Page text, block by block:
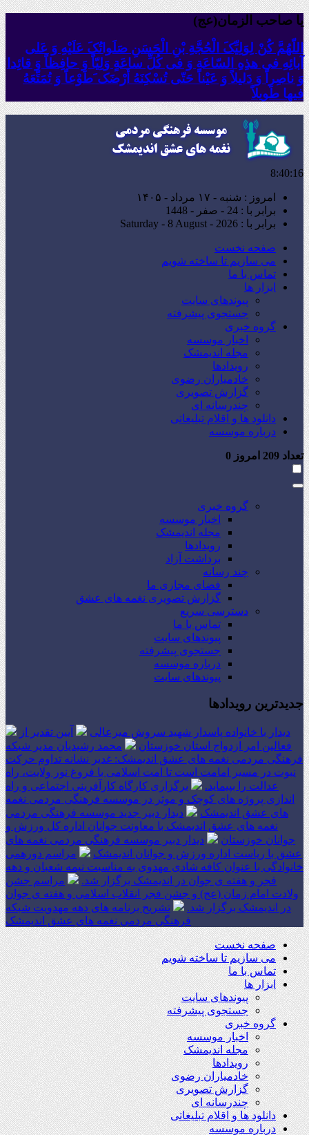
یا صاحب الزمان(عج)
اللّهُمَّ کُنْ لِوَلِیِّکَ الْحُجَّةِ بْنِ الْحَسَنِ صَلَواتُکَ عَلَیْهِ وَ عَلى
آبائِهِ فی هذِهِ السّاعَةِ وَ فی کُلِّ ساعَةٍ وَلِیّاً وَ حافِظاً وَ قائِدا
‏وَ ناصِراً وَ دَلیلاً وَ عَیْناً حَتّى تُسْکِنَهُ أَرْضَک َطَوْعاً وَ تُمَتِّعَهُ
فیها طَویلاً
8:40:17
امروز : شنبه - ۱۷ مرداد - ۱۴۰۵
برابر با : 24 - صفر - 1448
برابر با : Saturday - 8 August - 2026
صفحه نخست
می سازیم تا ساخته شویم
تماس با ما
ابزار ها
پیوندهای سایت
جستجوی پیشرفته
گروه خبری
اخبار موسسه
مجله اندیمشک
رویدادها
خادمیاران رضوی
گزارش تصویری
چندرسانه ای
دانلود ها و اقلام تبلیغاتی
درباره موسسه
تعداد امروز 0
گروه خبری
اخبار موسسه
مجله اندیمشک
رویدادها
برداشت آزاد
چند رسانه
فضای مجازی ما
گزارش تصویری نغمه های عشق
دسترسی سریع
تماس با ما
پیوندهای سایت
جستجوی پیشرفته
درباره موسسه
پیوندهای سایت
جدیدترین رویدادها
دیدار با خانواده پاسدار شهید سروش میرعالی
آیین تقدیر از
فعالین امر ازدواج استان خوزستان
محمد رشیدیان مدیر شبکه
فرهنگی مردمی نغمه های عشق اندیمشک: غدیر نشانه تداوم حرکت
نبوت در مسیر امامت است تا امت اسلامی با فروغ نور ولایت، راه
عدالت را بپیماید.
برگزاری کارگاه کارآفرینی اجتماعی و راه
اندازی پروژه های کوچک و موثر در موسسه فرهنگی مردمی نغمه
های عشق اندیمشک
دیدار دبیر جدید موسسه فرهنگی مردمی
نغمه های عشق اندیمشک با معاونت جوانان اداره کل ورزش و
جوانان خوزستان
دیدار دبیر موسسه فرهنگی مردمی نغمه های
عشق با ریاست اداره ورزش و جوانان اندیمشک
مراسم دورهمی
خانوادگی با عنوان کافه شادی مهدوی به مناسبت نیمه شعبان و دهه
فجر و هفته ی جوان در اندیمشک برگزار شد.
مراسم جشن
ولادت امام زمان (عج) و جشن فجر انقلاب اسلامی و هفته ی جوان
در اندیمشک برگزار شد.
تشریح برنامه های دهه مهدویت شبکه
فرهنگی مردمی نغمه های عشق اندیمشک
صفحه نخست
می سازیم تا ساخته شویم
تماس با ما
ابزار ها
پیوندهای سایت
جستجوی پیشرفته
گروه خبری
اخبار موسسه
مجله اندیمشک
رویدادها
خادمیاران رضوی
گزارش تصویری
چندرسانه ای
دانلود ها و اقلام تبلیغاتی
درباره موسسه